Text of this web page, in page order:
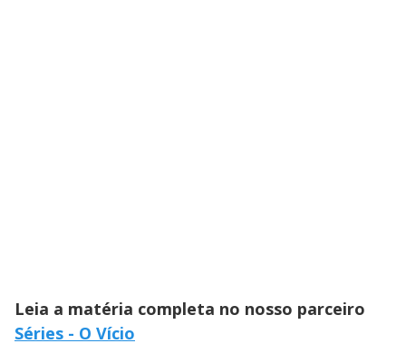
Leia a matéria completa no nosso parceiro
Séries - O Vício